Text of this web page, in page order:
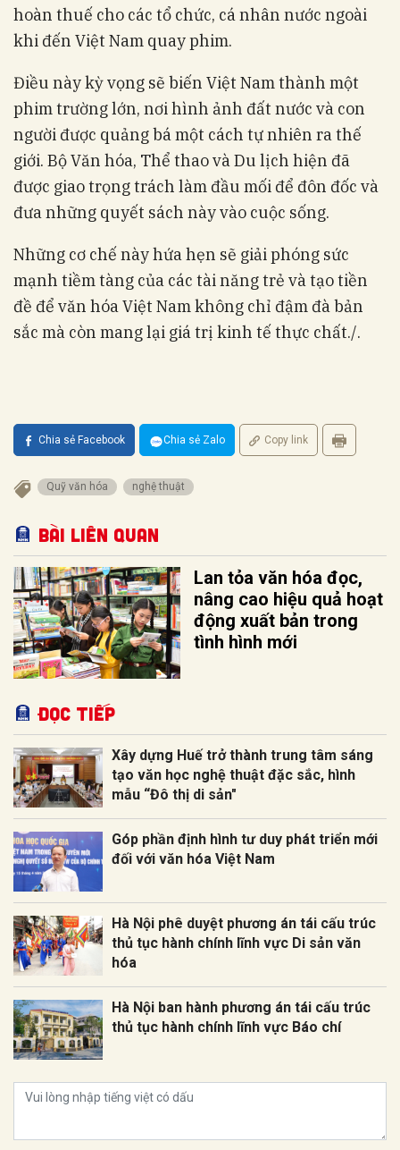
hoàn thuế cho các tổ chức, cá nhân nước ngoài
khi đến Việt Nam quay phim.
Điều này kỳ vọng sẽ biến Việt Nam thành một
phim trường lớn, nơi hình ảnh đất nước và con
người được quảng bá một cách tự nhiên ra thế
giới. Bộ Văn hóa, Thể thao và Du lịch hiện đã
được giao trọng trách làm đầu mối để đôn đốc và
đưa những quyết sách này vào cuộc sống.
Những cơ chế này hứa hẹn sẽ giải phóng sức
mạnh tiềm tàng của các tài năng trẻ và tạo tiền
đề để văn hóa Việt Nam không chỉ đậm đà bản
sắc mà còn mang lại giá trị kinh tế thực chất./.
Chia sẻ Facebook Chia sẻ Zalo Copy link
Quỹ văn hóa nghệ thuật
Bài liên quan
Lan tỏa văn hóa đọc,
nâng cao hiệu quả hoạt
động xuất bản trong
tình hình mới
Đọc tiếp
Xây dựng Huế trở thành trung tâm sáng
tạo văn học nghệ thuật đặc sắc, hình
mẫu “Đô thị di sản"
Góp phần định hình tư duy phát triển mới
đối với văn hóa Việt Nam
Hà Nội phê duyệt phương án tái cấu trúc
thủ tục hành chính lĩnh vực Di sản văn
hóa
Hà Nội ban hành phương án tái cấu trúc
thủ tục hành chính lĩnh vực Báo chí